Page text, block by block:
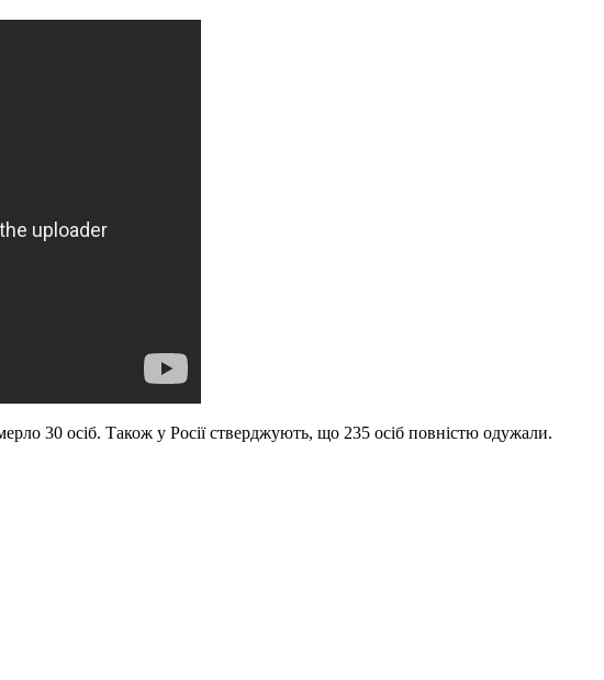
30 осіб. Також у Росії стверджують, що 235 осіб повністю одужали.